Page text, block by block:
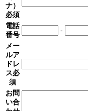
ナ）
必須
電話
番号
-
メー
ルア
ドレ
ス必
須
お問
い合